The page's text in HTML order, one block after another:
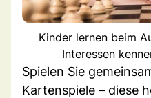
Kinder lernen beim
Interessen
Spielen Sie
Kartenspiele – diese